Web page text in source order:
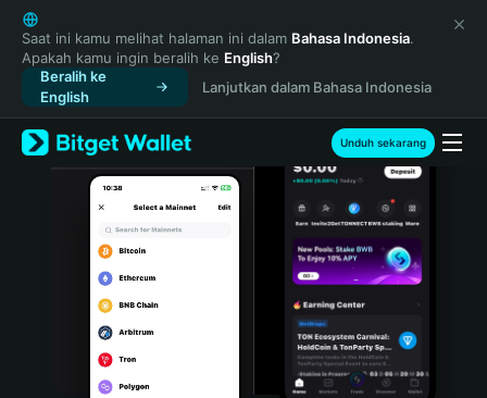
English
日本語
Tiếng Việt
Русский
Español (Latinoamérica)
Türkçe
Italiano
Português (Portugal)
Bahasa Indonesia
Saat ini kamu melihat halaman ini dalam Bahasa Indonesia.
Apakah kamu ingin beralih ke English?
Beralih ke
English
Lanjutkan dalam Bahasa Indonesia
Unduh sekarang